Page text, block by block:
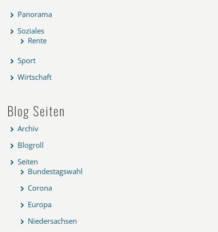
Panorama
Soziales
Rente
Sport
Wirtschaft
Blog Seiten
Archiv
Blogroll
Seiten
Bundestagswahl
Corona
Europa
Niedersachsen